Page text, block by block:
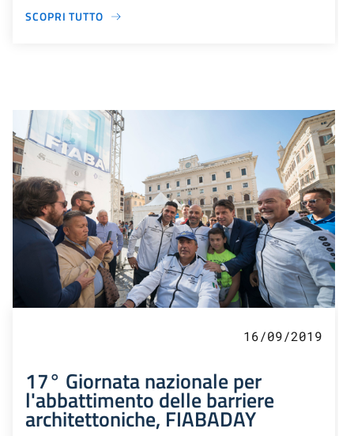
SCOPRI TUTTO
16/09/2019
17° Giornata nazionale per
l'abbattimento delle barriere
architettoniche, FIABADAY